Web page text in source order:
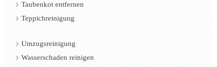
Taubenkot entfernen
Teppichreinigung
Umzugsreinigung
Wasserschaden reinigen